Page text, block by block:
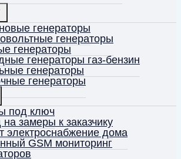
генераторы
генераторы
генераторы
генераторы газ-бензин
генераторы
генераторы
под ключ
замеры к заказчику
электроснабжение дома
GSM мониторинг